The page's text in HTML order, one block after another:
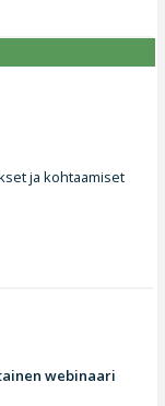
ja kohtaamiset
webinaari